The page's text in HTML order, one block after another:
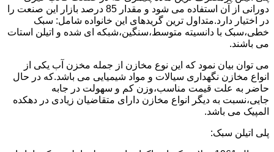
دورانی از آن استفاده می شود و مقدار 85 درصد بازار این صنعت را
در اختیار دارد.متداول ترین گریدهای این خانواده شامل: سبک
خطی،سبک با دانسیته متوسط،سنگین،شبکه ای شده و اتیلن استات
می باشند.
می توان بیان نمود که این نوع مخازن از جمله مخزن آب یکی از
انواع مخازن نگهداری سیالات و مواد شیمیایی می باشد.که در حال
حاضر به علت قیمت مناسب،وزن کم و سهولت در جابه
جایی،نسبت به دیگر انواع مخازن دارای متقاضیان زیادی در دهکده
المپیک می باشد.
پلی اتیلن سبک: